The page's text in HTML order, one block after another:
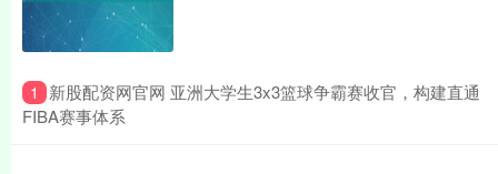
1
​新股配资网官网 亚洲大学生3x3篮球争霸赛收官，构建直通
FIBA赛事体系